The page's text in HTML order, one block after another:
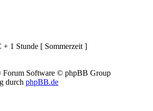
1 Stunde [ Sommerzeit ]
Software © phpBB Group
durch phpBB.de